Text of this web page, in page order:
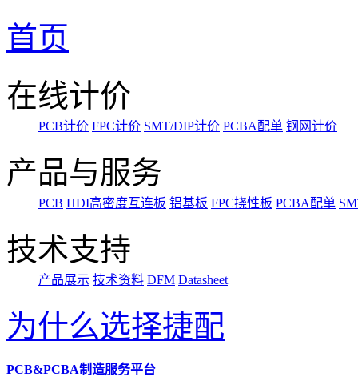
首页
在线计价
PCB计价 FPC计价 SMT/DIP计价 PCBA配单 钢网计价
产品与服务
PCB HDI高密度互连板 铝基板 FPC挠性板 PCBA配单
技术支持
产品展示 技术资料 DFM Datasheet
为什么选择捷配
PCB&PCBA制造服务平台